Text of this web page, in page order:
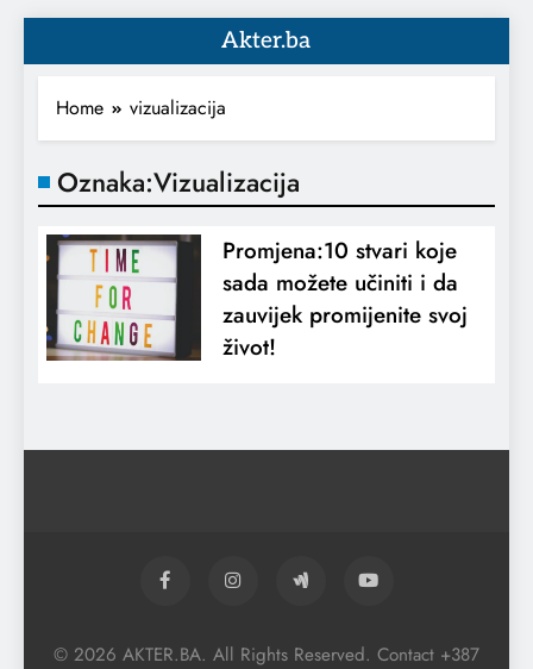
Akter.ba
Home vizualizacija
Oznaka:Vizualizacija
Promjena:10 stvari koje
sada možete učiniti i da
zauvijek promijenite svoj
život!
© 2026 AKTER.BA. All Rights Reserved. Contact +387